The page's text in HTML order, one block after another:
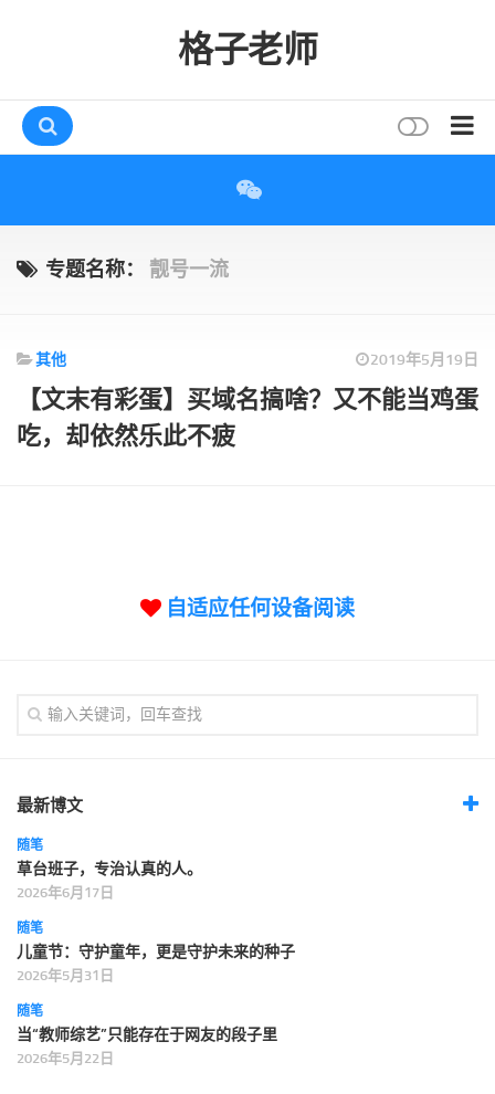
格子老师
互动
读者
专题名称： 靓号一流
其他 2019年5月19日
【文末有彩蛋】买域名搞啥？又不能当鸡蛋
吃，却依然乐此不疲
自适应任何设备阅读
最新博文
随笔
草台班子，专治认真的人。
2026年6月17日
随笔
儿童节：守护童年，更是守护未来的种子
2026年5月31日
随笔
当“教师综艺”只能存在于网友的段子里
2026年5月22日